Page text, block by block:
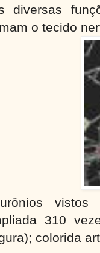
diversas
o tecido
vistos
310
colorida